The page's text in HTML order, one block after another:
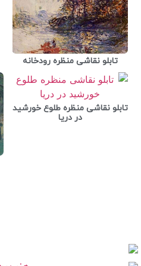
تابلو نقاشی منظره رودخانه
تابلو نقاشی منظره طلوع خورشید
در دریا